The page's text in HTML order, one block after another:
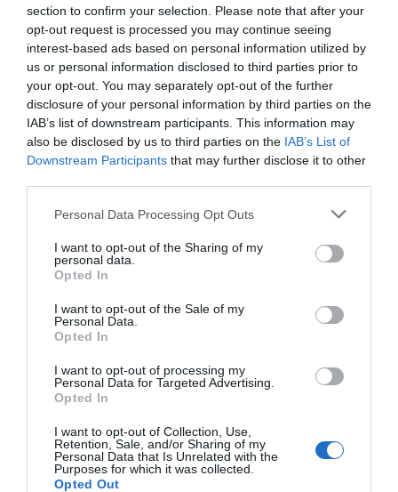
section to confirm your selection. Please note that after your
opt-out request is processed you may continue seeing
interest-based ads based on personal information utilized by
us or personal information disclosed to third parties prior to
your opt-out. You may separately opt-out of the further
disclosure of your personal information by third parties on the
IAB’s list of downstream participants. This information may
also be disclosed by us to third parties on the IAB’s List of
Downstream Participants that may further disclose it to other
Personal Data Processing Opt Outs
I want to opt-out of the Sharing of my
personal data.
Opted In
I want to opt-out of the Sale of my
Personal Data.
Opted In
I want to opt-out of processing my
Personal Data for Targeted Advertising.
Opted In
I want to opt-out of Collection, Use,
Retention, Sale, and/or Sharing of my
Personal Data that Is Unrelated with the
Purposes for which it was collected.
Opted Out
Índex2P
Uefa
Añadir2Playbookcomo fuente preferida de Google
de forma gratuita
Mantente informado con las últimas noticias de actualidad.
ACTIVAR AHORA
Compartir
Publicidad
2Playbook Club